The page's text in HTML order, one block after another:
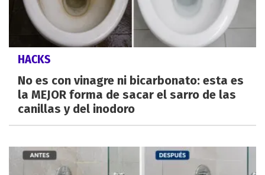
HACKS
No es con vinagre ni bicarbonato: esta es
la MEJOR forma de sacar el sarro de las
canillas y del inodoro